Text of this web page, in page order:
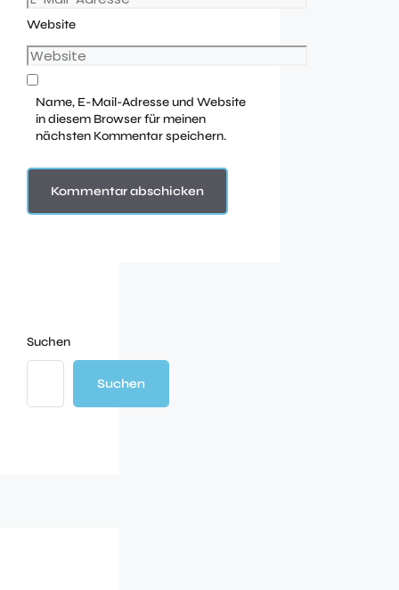
Website
Name, E-Mail-Adresse und Website
in diesem Browser für meinen
nächsten Kommentar speichern.
Suchen
Suchen